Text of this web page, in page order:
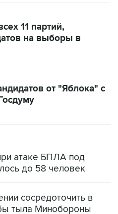
11 партий,
на выборы в
от "Яблока" с
атаке БПЛА под
до 58 человек
сосредоточить в
тыла Минобороны